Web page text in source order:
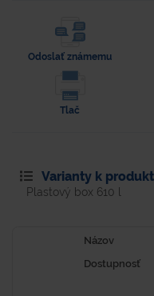
Odoslať známemu
Tlač
Varianty k
Plastový box 610 l
Názov
Dostupnosť